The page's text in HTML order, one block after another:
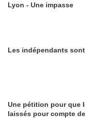
Lyon - Une impasse
Les indépendants
Une pétition pour que
laissés pour compte